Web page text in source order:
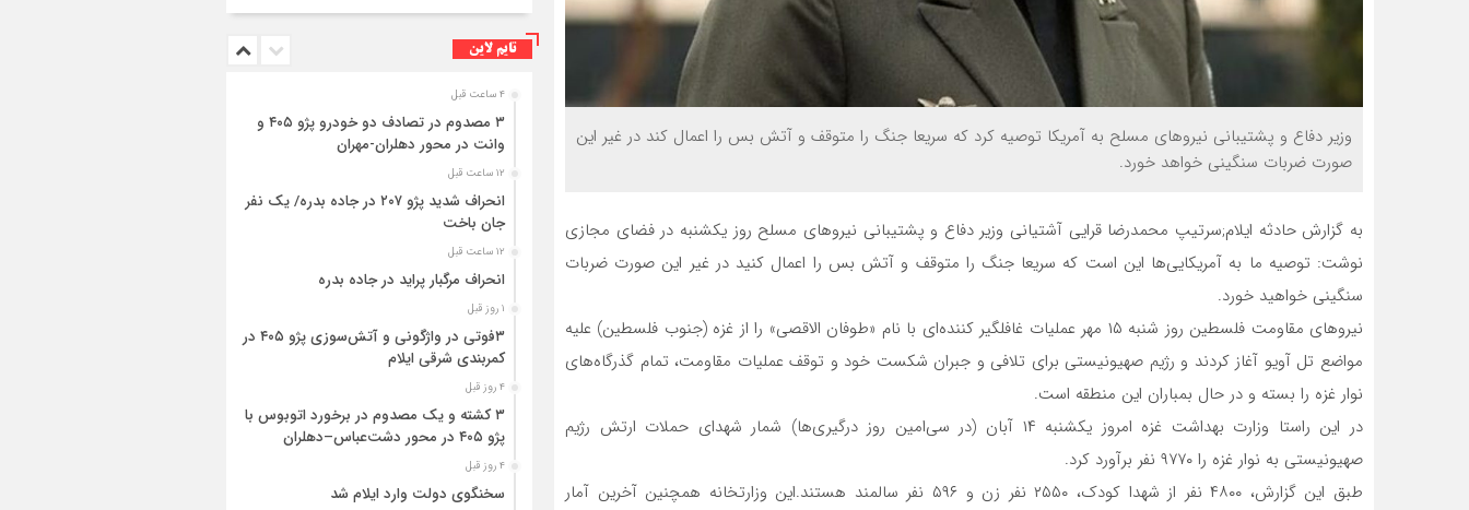
وزیر دفاع و پشتیبانی نیرو‌های مسلح به آمریکا توصیه کرد که سریعا جنگ را متوقف و آتش بس را اعمال کند در غیر این
صورت ضربات سنگینی خواهد خورد.
به گزارش حادثه ایلام;سرتیپ محمدرضا قرایی آشتیانی وزیر دفاع و پشتیبانی نیرو‌های مسلح روز یکشنبه در فضای مجازی
نوشت: توصیه ما به آمریکایی‌ها این است که سریعا جنگ را متوقف و آتش بس را اعمال کنید در غیر این صورت ضربات
سنگینی خواهید خورد.
نیرو‌های مقاومت فلسطین روز شنبه ۱۵ مهر عملیات غافلگیر کننده‌ای با نام «طوفان الاقصی» را از غزه (جنوب فلسطین) علیه
مواضع تل آویو آغاز کردند و رژیم صهیونیستی برای تلافی و جبران شکست خود و توقف عملیات مقاومت، تمام گذرگاه‌های
نوار غزه را بسته و در حال بمباران این منطقه است.
در این راستا وزارت بهداشت غزه امروز یکشنبه ۱۴ آبان (در سی‌امین روز درگیری‌ها) شمار شهدای حملات ارتش رژیم
صهیونیستی به نوار غزه را ۹۷۷۰ نفر برآورد کرد.
طبق این گزارش، ۴۸۰۰ نفر از شهدا کودک، ۲۵۵۰ نفر زن و ۵۹۶ نفر سالمند هستند.این وزارتخانه همچنین آخرین آمار
تایم لاین
۴ ساعت قبل
۳ مصدوم در تصادف دو خودرو پژو ۴۰۵ و
وانت در محور دهلران-مهران
۱۲ ساعت قبل
انحراف شدید پژو ۲۰۷ در جاده بدره/ یک نفر
جان باخت
۱۲ ساعت قبل
انحراف مرگبار پراید در جاده بدره
۱ روز قبل
۳فوتی در واژگونی و آتش‌سوزی پژو ۴۰۵ در
کمربندی شرقی ایلام
۴ روز قبل
۳ کشته و یک مصدوم در برخورد اتوبوس با
پژو ۴۰۵ در محور دشت‌عباس–دهلران
۴ روز قبل
سخنگوی دولت وارد ایلام شد